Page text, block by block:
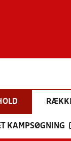
KAMPSØGNING